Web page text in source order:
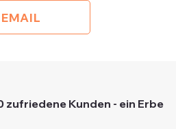
EMAIL
zufriedene Kunden - ein Erbe